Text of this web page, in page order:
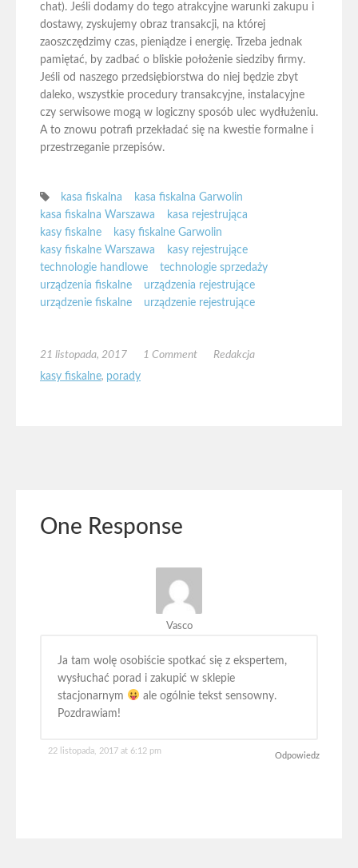
chat). Jeśli dodamy do tego atrakcyjne warunki zakupu i
dostawy, zyskujemy obraz transakcji, na której
zaoszczędzimy czas, pieniądze i energię. Trzeba jednak
pamiętać, by zadbać o bliskie położenie siedziby firmy.
Jeśli od naszego przedsiębiorstwa do niej będzie zbyt
daleko, wszystkie procedury transakcyjne, instalacyjne
czy serwisowe mogą w logiczny sposób ulec wydłużeniu.
A to znowu potrafi przekładać się na kwestie formalne i
przestrzeganie przepisów.
kasa fiskalna
kasa fiskalna Garwolin
kasa fiskalna Warszawa
kasa rejestrująca
kasy fiskalne
kasy fiskalne Garwolin
kasy fiskalne Warszawa
kasy rejestrujące
technologie handlowe
technologie sprzedaży
urządzenia fiskalne
urządzenia rejestrujące
urządzenie fiskalne
urządzenie rejestrujące
21 listopada, 2017 1 Comment
Redakcja
kasy fiskalne, porady
One Response
Vasco
Ja tam wolę osobiście spotkać się z ekspertem,
wysłuchać porad i zakupić w sklepie
stacjonarnym
ale ogólnie tekst sensowny.
Pozdrawiam!
22 listopada, 2017 at 6:12 pm
Odpowiedz